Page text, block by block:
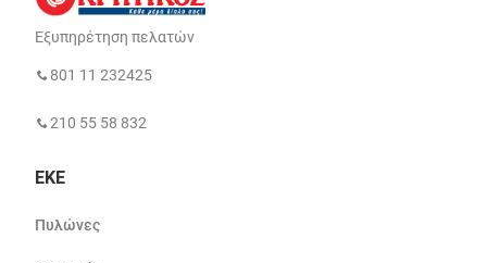
Εξυπηρέτηση πελατών
801 11 232425
210 55 58 832
ΕΚΕ
Πυλώνες